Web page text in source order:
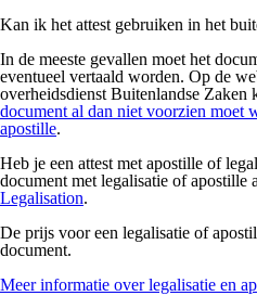
Kan ik het attest gebruiken in het
In de meeste gevallen moet het
eventueel vertaald worden. Op de
overheidsdienst Buitenlandse Zaken
document al dan niet voorzien moet
apostille.
Heb je een attest met apostille of
document met legalisatie of apostille
Legalisation.
De prijs voor een legalisatie of
document.
Meer informatie over legalisatie en